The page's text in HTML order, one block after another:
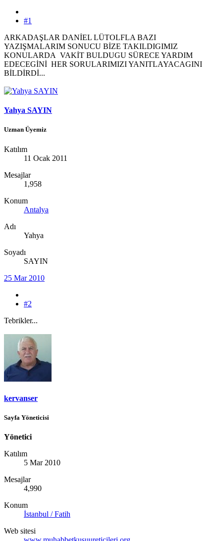
#1
ARKADAŞLAR DANİEL LÜTOLFLA BAZI
YAZIŞMALARIM SONUCU BİZE TAKILDIGIMIZ
KONULARDA VAKİT BULDUGU SÜRECE YARDIM
EDECEGİNİ HER SORULARIMIZI YANITLAYACAGINI
BİLDİRDİ...
Yahya SAYIN
Uzman Üyemiz
Katılım
11 Ocak 2011
Mesajlar
1,958
Konum
Antalya
Adı
Yahya
Soyadı
SAYIN
25 Mar 2010
#2
Tebrikler...
kervanser
Sayfa Yöneticisi
Yönetici
Katılım
5 Mar 2010
Mesajlar
4,990
Konum
İstanbul / Fatih
Web sitesi